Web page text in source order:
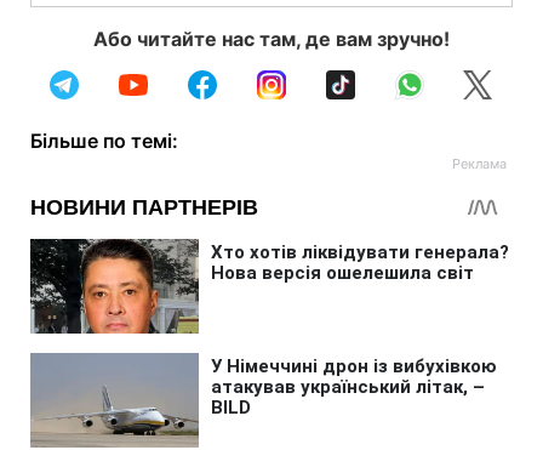
Або читайте нас там, де вам зручно!
Більше по темі: